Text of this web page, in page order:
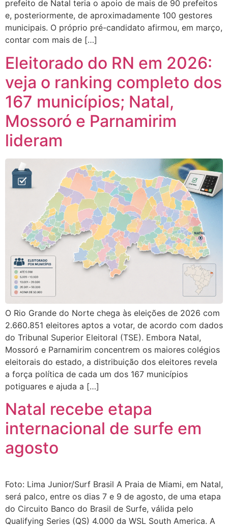
prefeito de Natal teria o apoio de mais de 90 prefeitos
e, posteriormente, de aproximadamente 100 gestores
municipais. O próprio pré-candidato afirmou, em março,
contar com mais de […]
Eleitorado do RN em 2026:
veja o ranking completo dos
167 municípios; Natal,
Mossoró e Parnamirim
lideram
O Rio Grande do Norte chega às eleições de 2026 com
2.660.851 eleitores aptos a votar, de acordo com dados
do Tribunal Superior Eleitoral (TSE). Embora Natal,
Mossoró e Parnamirim concentrem os maiores colégios
eleitorais do estado, a distribuição dos eleitores revela
a força política de cada um dos 167 municípios
potiguares e ajuda a […]
Natal recebe etapa
internacional de surfe em
agosto
Foto: Lima Junior/Surf Brasil A Praia de Miami, em Natal,
será palco, entre os dias 7 e 9 de agosto, de uma etapa
do Circuito Banco do Brasil de Surfe, válida pelo
Qualifying Series (QS) 4.000 da WSL South America. A